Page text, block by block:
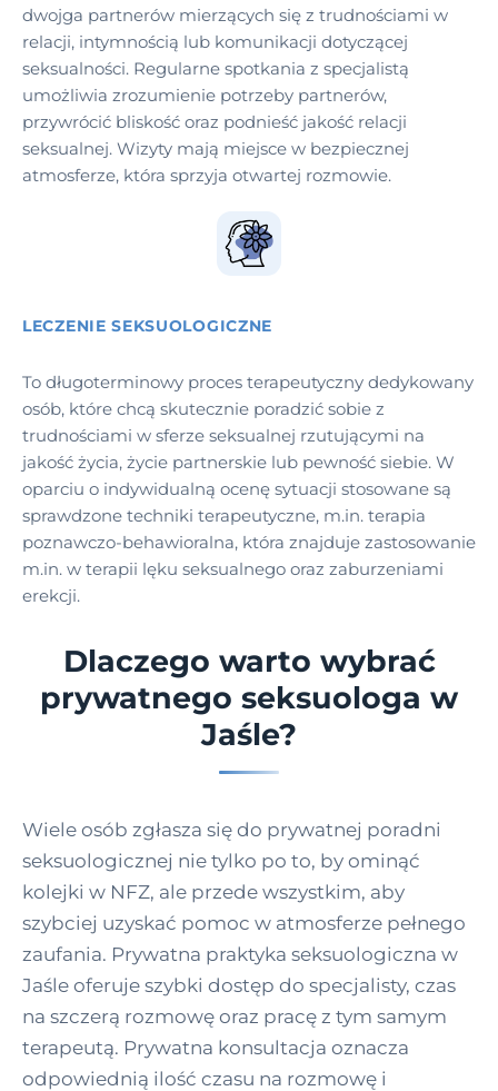
dwojga partnerów mierzących się z trudnościami w
relacji, intymnością lub komunikacji dotyczącej
seksualności. Regularne spotkania z specjalistą
umożliwia zrozumienie potrzeby partnerów,
przywrócić bliskość oraz podnieść jakość relacji
seksualnej. Wizyty mają miejsce w bezpiecznej
atmosferze, która sprzyja otwartej rozmowie.
LECZENIE SEKSUOLOGICZNE
To długoterminowy proces terapeutyczny dedykowany
osób, które chcą skutecznie poradzić sobie z
trudnościami w sferze seksualnej rzutującymi na
jakość życia, życie partnerskie lub pewność siebie. W
oparciu o indywidualną ocenę sytuacji stosowane są
sprawdzone techniki terapeutyczne, m.in. terapia
poznawczo-behawioralna, która znajduje zastosowanie
m.in. w terapii lęku seksualnego oraz zaburzeniami
erekcji.
Dlaczego warto wybrać
prywatnego seksuologa w
Jaśle?
Wiele osób zgłasza się do prywatnej poradni
seksuologicznej nie tylko po to, by ominąć
kolejki w NFZ, ale przede wszystkim, aby
szybciej uzyskać pomoc w atmosferze pełnego
zaufania. Prywatna praktyka seksuologiczna w
Jaśle oferuje szybki dostęp do specjalisty, czas
na szczerą rozmowę oraz pracę z tym samym
terapeutą. Prywatna konsultacja oznacza
odpowiednią ilość czasu na rozmowę i